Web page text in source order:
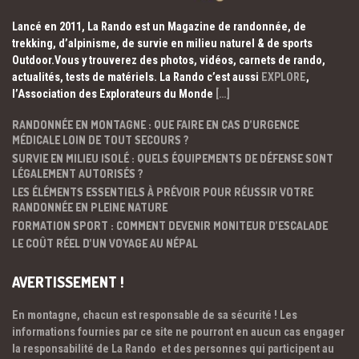
Lancé en 2011, La Rando est un Magazine de randonnée, de
trekking, d’alpinisme, de survie en milieu naturel & de sports
Outdoor.Vous y trouverez des photos, vidéos, carnets de rando,
actualités, tests de matériels. La Rando c’est aussi EXPLORE,
l’Association des Explorateurs du Monde […]
RANDONNÉE EN MONTAGNE : QUE FAIRE EN CAS D’URGENCE
MÉDICALE LOIN DE TOUT SECOURS ?
SURVIE EN MILIEU ISOLÉ : QUELS ÉQUIPEMENTS DE DÉFENSE SONT
LÉGALEMENT AUTORISÉS ?
LES ÉLÉMENTS ESSENTIELS À PRÉVOIR POUR RÉUSSIR VOTRE
RANDONNÉE EN PLEINE NATURE
FORMATION SPORT : COMMENT DEVENIR MONITEUR D’ESCALADE
LE COÛT RÉEL D’UN VOYAGE AU NÉPAL
AVERTISSEMENT !
En montagne, chacun est responsable de sa sécurité ! Les
informations fournies par ce site ne pourront en aucun cas engager
la responsabilité de La Rando et des personnes qui participent au